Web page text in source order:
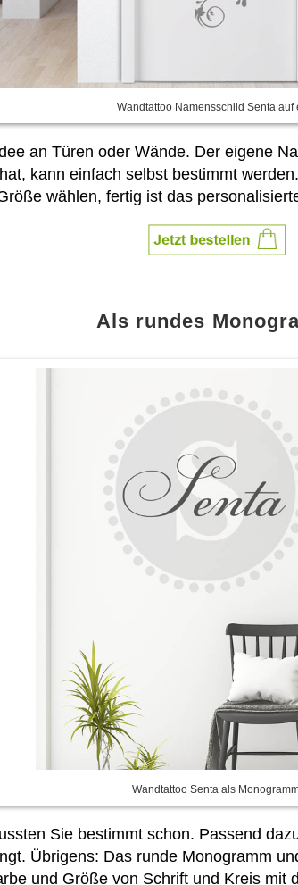
Wandtattoo Namensschild Senta auf
an Türen oder Wände. Der eigene
kann einfach selbst bestimmt werden.
wählen, fertig ist das
Als rundes
Wandtattoo Senta als
Sie bestimmt schon. Passend
Übrigens: Das runde Monogramm
und Größe von Schrift und Kreis